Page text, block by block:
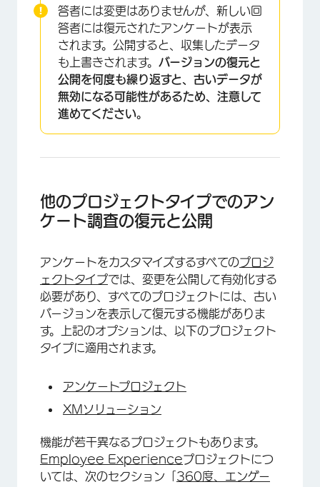
答者には変更はありませんが、新しい回
答者には復元されたアンケートが表示
されます。公開すると、収集したデータ
も上書きされます。 バージョンの復元と
公開を何度も繰り返すと、古いデータが
無効になる可能性があるため、注意して
進めてください。
他のプロジェクトタイプでのアン
ケート調査の復元と公開
アンケートをカスタマイズするすべてのプロジ
ェクトタイプでは、変更を公開して有効化する
必要があり、すべてのプロジェクトには、古い
バージョンを表示して復元する機能がありま
す。上記のオプションは、以下のプロジェクト
タイプに適用されます。
アンケートプロジェクト
XMソリューション
機能が若干異なるプロジェクトもあります。
Employee Experienceプロジェクトにつ
いては、次のセクション「 360度、エンゲー